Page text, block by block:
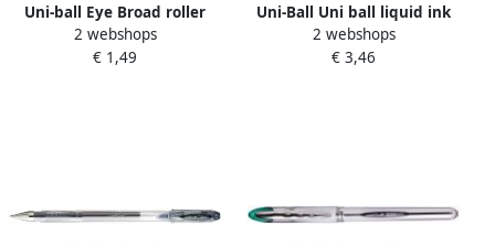
Uni-ball Eye Broad roller
schrijfbreedte 0 85 mm
zwart
2 webshops
€ 1,49
Uni-Ball Uni ball liquid ink
roller Air blauw
2 webshops
€ 3,46